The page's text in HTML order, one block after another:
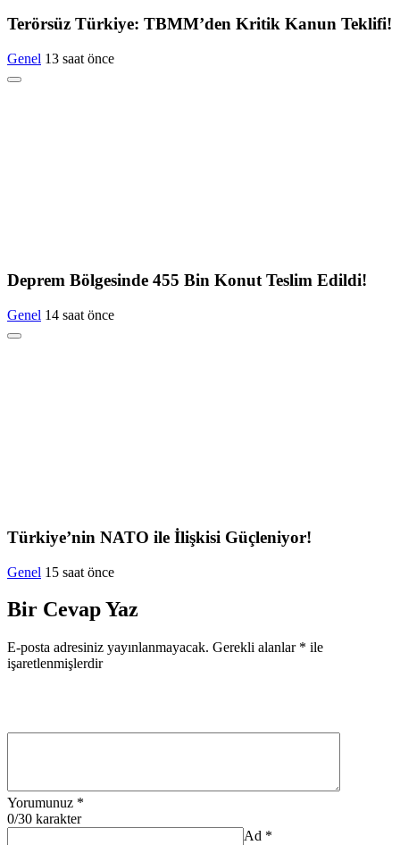
Terörsüz Türkiye: TBMM’den Kritik Kanun Teklifi!
Genel 13 saat önce
Deprem Bölgesinde 455 Bin Konut Teslim Edildi!
Genel 14 saat önce
Türkiye’nin NATO ile İlişkisi Güçleniyor!
Genel 15 saat önce
Bir Cevap Yaz
E-posta adresiniz yayınlanmayacak. Gerekli alanlar * ile
işaretlenmişlerdir
Yorumunuz *
0/30 karakter
Ad *